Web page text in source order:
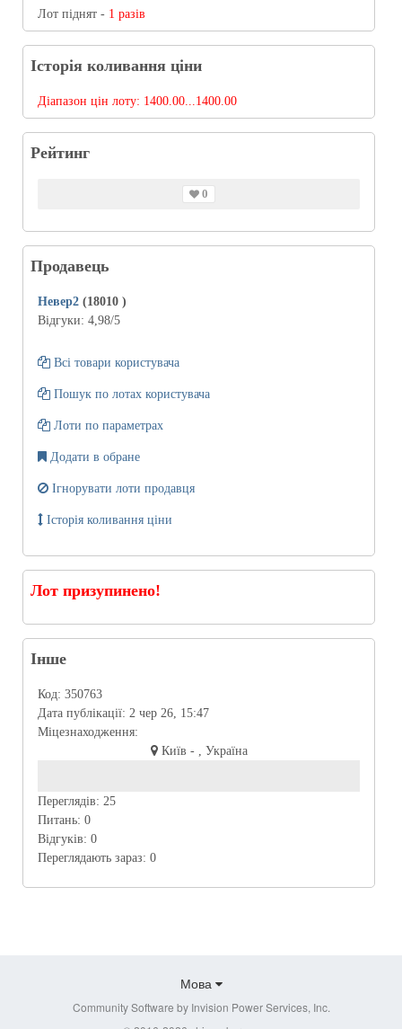
Лот піднят - 1 разів
Історія коливання ціни
Діапазон цін лоту: 1400.00...1400.00
Рейтинг
0
Продавець
Невер2 (18010 )
Відгуки: 4,98/5
Всі товари користувача
Пошук по лотах користувача
Лоти по параметрах
Додати в обране
Ігнорувати лоти продавця
Історія коливання ціни
Лот призупинено!
Інше
Код: 350763
Дата публікації: 2 чер 26, 15:47
Міцезнаходження:
Київ - , Україна
Переглядів: 25
Питань: 0
Відгуків: 0
Переглядають зараз: 0
Мова
Community Software by Invision Power Services, Inc.